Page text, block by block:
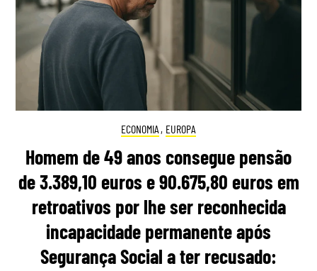
ECONOMIA , EUROPA
Homem de 49 anos consegue pensão
de 3.389,10 euros e 90.675,80 euros em
retroativos por lhe ser reconhecida
incapacidade permanente após
Segurança Social a ter recusado: